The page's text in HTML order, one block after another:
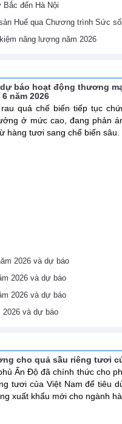
đến Hà Nội
Huế qua Chương trình Sức
năng lượng năm 2026
báo hoạt động thương
năm 2026
rau quả chế biến tiếp tục
ở mức cao, đang phản
hàng tươi sang chế biến sâu.
2026 và dự báo
2026 và dự báo
2026 và dự báo
và dự báo
cho quả sầu riêng tươi
Ấn Độ đã chính thức cho
tươi của Việt Nam để tiêu
xuất khẩu mới cho ngành